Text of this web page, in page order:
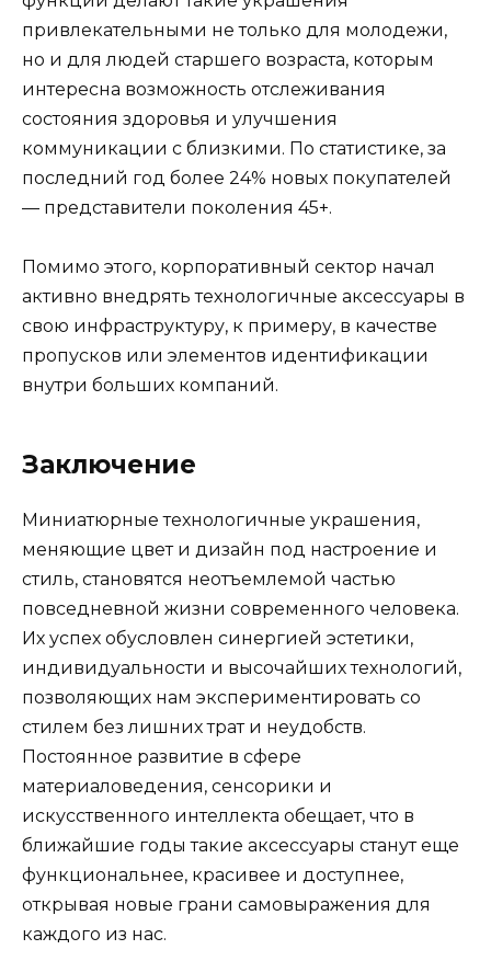
привлекательными не только для молодежи,
но и для людей старшего возраста, которым
интересна возможность отслеживания
состояния здоровья и улучшения
коммуникации с близкими. По статистике, за
последний год более 24% новых покупателей
— представители поколения 45+.
Помимо этого, корпоративный сектор начал
активно внедрять технологичные аксессуары в
свою инфраструктуру, к примеру, в качестве
пропусков или элементов идентификации
внутри больших компаний.
Заключение
Миниатюрные технологичные украшения,
меняющие цвет и дизайн под настроение и
стиль, становятся неотъемлемой частью
повседневной жизни современного человека.
Их успех обусловлен синергией эстетики,
индивидуальности и высочайших технологий,
позволяющих нам экспериментировать со
стилем без лишних трат и неудобств.
Постоянное развитие в сфере
материаловедения, сенсорики и
искусственного интеллекта обещает, что в
ближайшие годы такие аксессуары станут еще
функциональнее, красивее и доступнее,
открывая новые грани самовыражения для
каждого из нас.